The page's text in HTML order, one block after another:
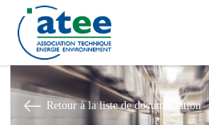
au
contenu
principal
Retour à la liste de documentation
Panneau de gestion des cookies